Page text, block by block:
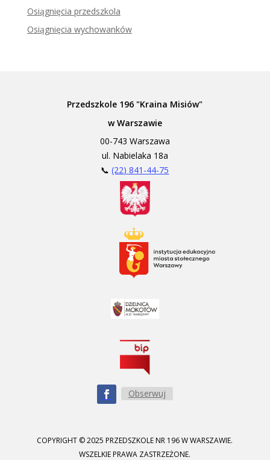
Osiągnięcia przedszkola
Osiągnięcia wychowanków
Przedszkole 196 "Kraina Misiów"
w Warszawie
00-743 Warszawa
ul. Nabielaka 18a
📞(22) 841-44-75
Obserwuj
COPYRIGHT © 2025 PRZEDSZKOLE NR 196 W WARSZAWIE.
WSZELKIE PRAWA ZASTRZEŻONE.